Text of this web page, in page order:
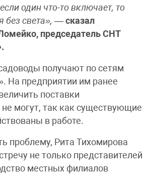
один что-то включает, то
света», — сказал
председатель СНТ
получают по сетям
На предприятии им ранее
поставки
не могут, так как существующие
в работе.
проблему, Рита Тихомирова
не только представителей
местных филиалов